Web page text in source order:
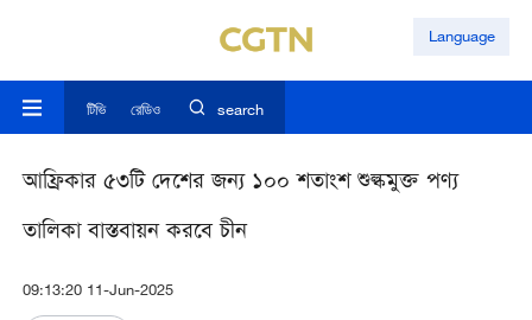
Language
টিভি রেডিও search
আফ্রিকার ৫৩টি দেশের জন্য ১০০ শতাংশ শুল্কমুক্ত পণ্য
তালিকা বাস্তবায়ন করবে চীন
09:13:20 11-Jun-2025